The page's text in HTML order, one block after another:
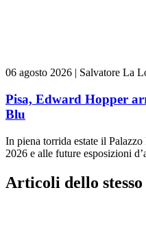
06 agosto 2026 | Salvatore La
Pisa, Edward Hopper
Blu
In piena torrida estate il
2026 e alle future esposizioni
Articoli dello